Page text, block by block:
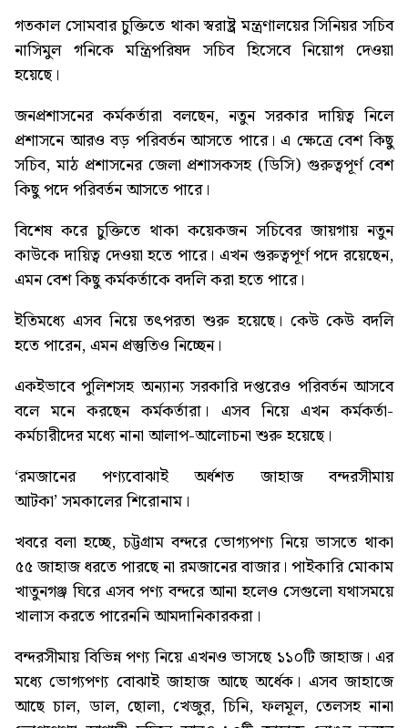
গতকাল সোমবার চুক্তিতে থাকা স্বরাষ্ট্র মন্ত্রণালয়ের সিনিয়র সচিব
নাসিমুল গনিকে মন্ত্রিপরিষদ সচিব হিসেবে নিয়োগ দেওয়া
হয়েছে।
জনপ্রশাসনের কর্মকর্তারা বলছেন, নতুন সরকার দায়িত্ব নিলে
প্রশাসনে আরও বড় পরিবর্তন আসতে পারে। এ ক্ষেত্রে বেশ কিছু
সচিব, মাঠ প্রশাসনের জেলা প্রশাসকসহ (ডিসি) গুরুত্বপূর্ণ বেশ
কিছু পদে পরিবর্তন আসতে পারে।
বিশেষ করে চুক্তিতে থাকা কয়েকজন সচিবের জায়গায় নতুন
কাউকে দায়িত্ব দেওয়া হতে পারে। এখন গুরুত্বপূর্ণ পদে রয়েছেন,
এমন বেশ কিছু কর্মকর্তাকে বদলি করা হতে পারে।
ইতিমধ্যে এসব নিয়ে তৎপরতা শুরু হয়েছে। কেউ কেউ বদলি
হতে পারেন, এমন প্রস্তুতিও নিচ্ছেন।
একইভাবে পুলিশসহ অন্যান্য সরকারি দপ্তরেও পরিবর্তন আসবে
বলে মনে করছেন কর্মকর্তারা। এসব নিয়ে এখন কর্মকর্তা-
কর্মচারীদের মধ্যে নানা আলাপ-আলোচনা শুরু হয়েছে।
‘রমজানের পণ্যবোঝাই অর্ধশত জাহাজ বন্দরসীমায়
আটকা’সমকালের শিরোনাম।
খবরে বলা হচ্ছে, চট্টগ্রাম বন্দরে ভোগ্যপণ্য নিয়ে ভাসতে থাকা
৫৫ জাহাজ ধরতে পারছে না রমজানের বাজার। পাইকারি মোকাম
খাতুনগঞ্জ ঘিরে এসব পণ্য বন্দরে আনা হলেও সেগুলো যথাসময়ে
খালাস করতে পারেননি আমদানিকারকরা।
বন্দরসীমায় বিভিন্ন পণ্য নিয়ে এখনও ভাসছে ১১০টি জাহাজ। এর
মধ্যে ভোগ্যপণ্য বোঝাই জাহাজ আছে অর্ধেক। এসব জাহাজে
আছে চাল, ডাল, ছোলা, খেজুর, চিনি, ফলমূল, তেলসহ নানা